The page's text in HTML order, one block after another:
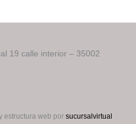
19 calle interior – 35002
estructura web por sucursalvirtual